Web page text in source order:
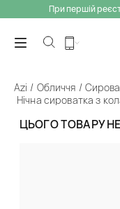
При першій
ЦЬОГО ТОВАРУ
Azi Обличчя
Нічна сироватка з